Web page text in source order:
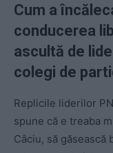
Cum a
conducerea
ascultă de
colegi de
Replicile liderilor
spune că e treaba
Câciu, să